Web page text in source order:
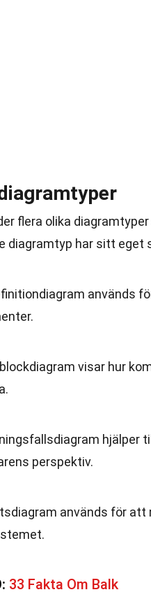
flera olika
diagramtyp har sitt eget
används
visar hur
hjälper
perspektiv.
används för att
33 Fakta Om Balk